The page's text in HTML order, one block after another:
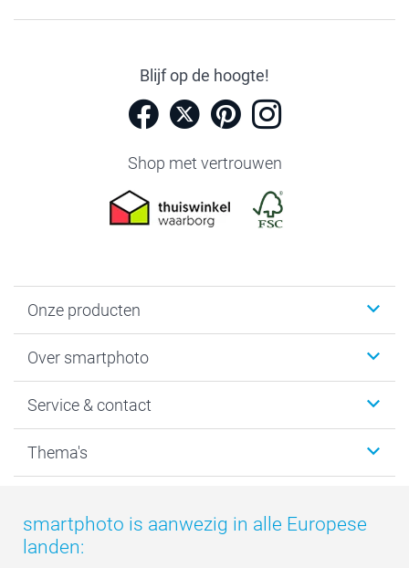
Blijf op de hoogte!
Shop met vertrouwen
Onze producten
Fotoboeken
Fotocadeaus
Kaarten
Over smartphoto
Vacatures
Bestelproces
Privacy
Cookiebeleid
Service & contact
Tevredenheidsgarantie
smartbonus
smartfriends
Thema's
Moederdag
Vaderdag
smartphoto is aanwezig in alle Europese
landen: